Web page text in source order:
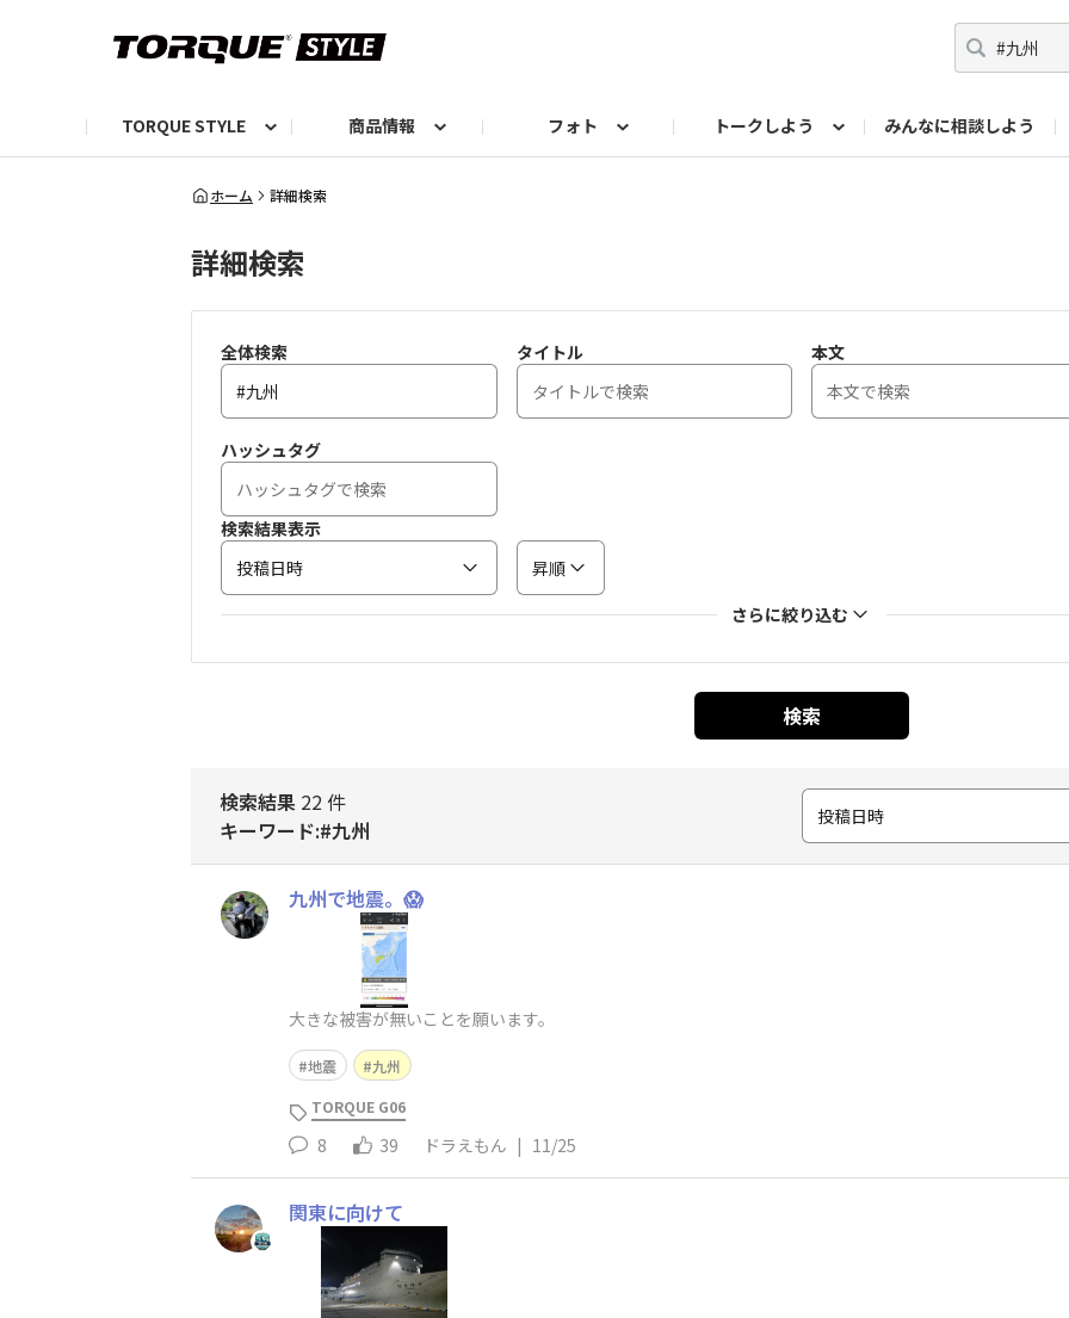
TORQUE STYLE
お知らせ TORQUIZ【投票企画】
商品情報
TORQUEニュース
フォト
TORQUEフォト
トークしよう
自己紹介しよう
みんなに相談しよう
編集部の日常フォト
ホーム 詳細検索
詳細検索
全体検索 タイトル 本文
ハッシュタグ
検索結果表示
投稿日時
昇順
さらに絞り込む
検索
検索結果 22 件
キーワード:#九州
投稿日時
九州で地震。😱
大きな被害が無いことを願います。
地震 九州
TORQUE G06
8 39 ドラえもん | 11/25
関東に向けて